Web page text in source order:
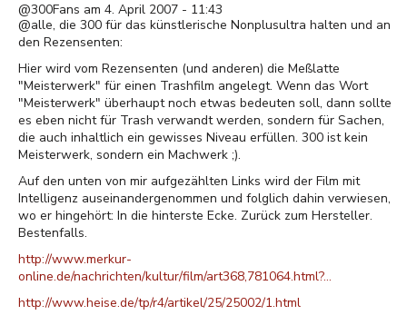
@300Fans am 4. April 2007 - 11:43
@alle, die 300 für das künstlerische Nonplusultra halten und an
den Rezensenten:
Hier wird vom Rezensenten (und anderen) die Meßlatte
"Meisterwerk" für einen Trashfilm angelegt. Wenn das Wort
"Meisterwerk" überhaupt noch etwas bedeuten soll, dann sollte
es eben nicht für Trash verwandt werden, sondern für Sachen,
die auch inhaltlich ein gewisses Niveau erfüllen. 300 ist kein
Meisterwerk, sondern ein Machwerk ;).
Auf den unten von mir aufgezählten Links wird der Film mit
Intelligenz auseinandergenommen und folglich dahin verwiesen,
wo er hingehört: In die hinterste Ecke. Zurück zum Hersteller.
Bestenfalls.
http://www.merkur-
online.de/nachrichten/kultur/film/art368,781064.html?…
http://www.heise.de/tp/r4/artikel/25/25002/1.html